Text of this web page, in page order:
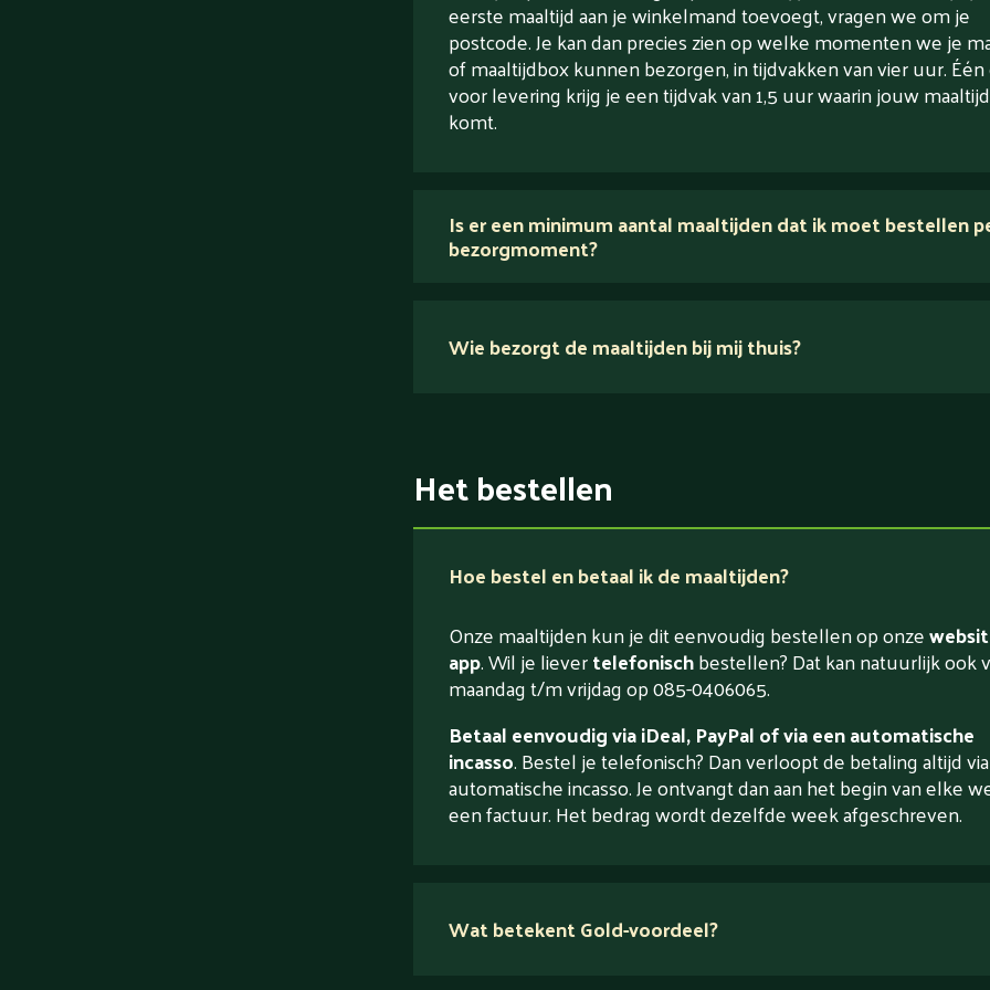
eerste maaltijd aan je winkelmand toevoegt, vragen we om je
postcode. Je kan dan precies zien op welke momenten we je
of maaltijdbox kunnen bezorgen, in tijdvakken van vier uur. Één
voor levering krijg je een tijdvak van 1,5 uur waarin jouw maaltijd
komt.
Is er een minimum aantal maaltijden dat ik moet bestellen
bezorgmoment?
Wie bezorgt de maaltijden bij mij thuis?
Het bestellen
Hoe bestel en betaal ik de maaltijden?
Onze maaltijden kun je dit eenvoudig bestellen op onze
app. Wil je lievertelefonischbestellen? Dat kan natuurlijk ook
maandag t/m vrijdag op 085-0406065.
Betaal eenvoudig via iDeal, PayPal of via een automatische
incasso. Bestel je telefonisch? Dan verloopt de betaling altijd
automatische incasso. Je ontvangt dan aan het begin van elke
een factuur. Het bedrag wordt dezelfde week afgeschreven.
Wat betekent Gold-voordeel?